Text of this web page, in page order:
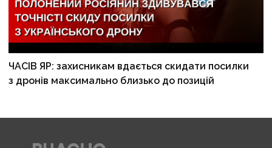
ЧАСІВ ЯР: захисникам вдається скидати посилки
з дронів максимально близько до позицій